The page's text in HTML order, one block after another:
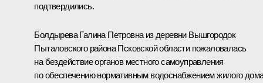
подтвердились.
Болдырева Галина Петровна из деревни Вышгородок
Пыталовского района Псковской области пожаловалась
на бездействие органов местного самоуправления
по обеспечению нормативным водоснабжением жилого